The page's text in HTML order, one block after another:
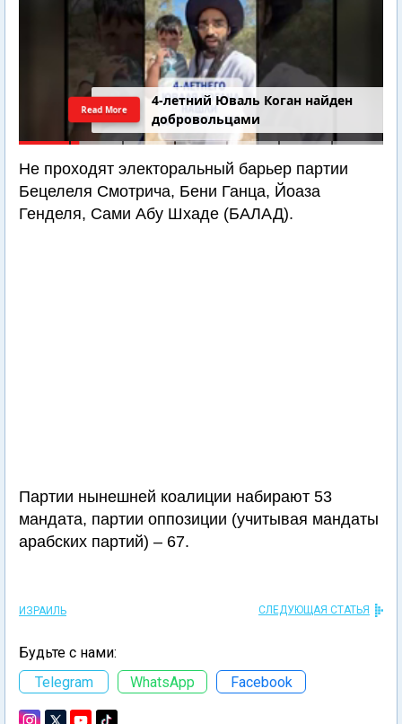
4-летний Юваль Коган найден
добровольцами
Read More
Не проходят электоральный барьер партии
Бецелеля Смотрича, Бени Ганца, Йоаза
Генделя, Сами Абу Шхаде (БАЛАД).
Партии нынешней коалиции набирают 53
мандата, партии оппозиции (учитывая мандаты
арабских партий) – 67.
ИЗРАИЛЬ СЛЕДУЮЩАЯ СТАТЬЯ
Будьте с нами:
Telegram
WhatsApp Facebook